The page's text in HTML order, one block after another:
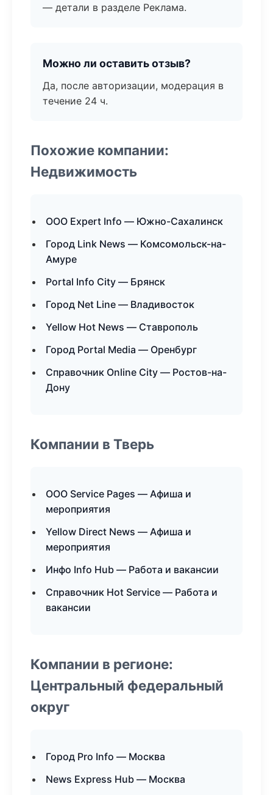
— детали в разделе Реклама.
Можно ли оставить отзыв?
Да, после авторизации, модерация в
течение 24 ч.
Похожие компании:
Недвижимость
ООО Expert Info — Южно-Сахалинск
Город Link News — Комсомольск-на-
Амуре
Portal Info City — Брянск
Город Net Line — Владивосток
Yellow Hot News — Ставрополь
Город Portal Media — Оренбург
Справочник Online City — Ростов-на-
Дону
Компании в Тверь
ООО Service Pages — Афиша и
мероприятия
Yellow Direct News — Афиша и
мероприятия
Инфо Info Hub — Работа и вакансии
Справочник Hot Service — Работа и
вакансии
Компании в регионе:
Центральный федеральный
округ
Город Pro Info — Москва
News Express Hub — Москва